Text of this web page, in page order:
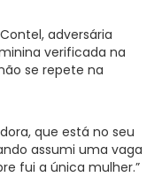
adversária
verificada na
se repete na
que está no seu
assumi uma vaga
fui a única mulher.”